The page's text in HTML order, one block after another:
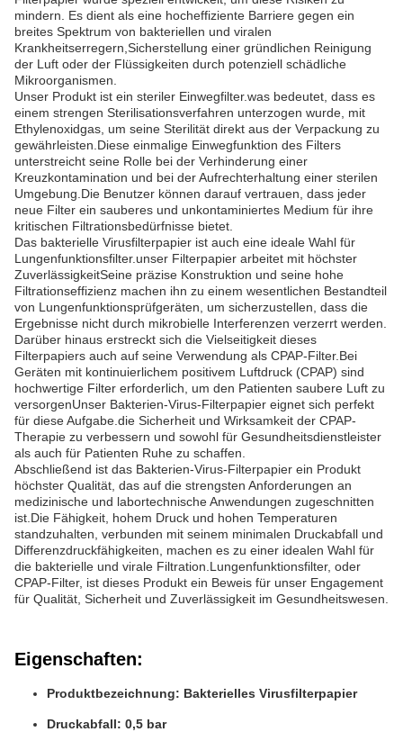
mindern. Es dient als eine hocheffiziente Barriere gegen ein
breites Spektrum von bakteriellen und viralen
Krankheitserregern,Sicherstellung einer gründlichen Reinigung
der Luft oder der Flüssigkeiten durch potenziell schädliche
Mikroorganismen.
Unser Produkt ist ein steriler Einwegfilter.was bedeutet, dass es
einem strengen Sterilisationsverfahren unterzogen wurde, mit
Ethylenoxidgas, um seine Sterilität direkt aus der Verpackung zu
gewährleisten.Diese einmalige Einwegfunktion des Filters
unterstreicht seine Rolle bei der Verhinderung einer
Kreuzkontamination und bei der Aufrechterhaltung einer sterilen
Umgebung.Die Benutzer können darauf vertrauen, dass jeder
neue Filter ein sauberes und unkontaminiertes Medium für ihre
kritischen Filtrationsbedürfnisse bietet.
Das bakterielle Virusfilterpapier ist auch eine ideale Wahl für
Lungenfunktionsfilter.unser Filterpapier arbeitet mit höchster
ZuverlässigkeitSeine präzise Konstruktion und seine hohe
Filtrationseffizienz machen ihn zu einem wesentlichen Bestandteil
von Lungenfunktionsprüfgeräten, um sicherzustellen, dass die
Ergebnisse nicht durch mikrobielle Interferenzen verzerrt werden.
Darüber hinaus erstreckt sich die Vielseitigkeit dieses
Filterpapiers auch auf seine Verwendung als CPAP-Filter.Bei
Geräten mit kontinuierlichem positivem Luftdruck (CPAP) sind
hochwertige Filter erforderlich, um den Patienten saubere Luft zu
versorgenUnser Bakterien-Virus-Filterpapier eignet sich perfekt
für diese Aufgabe.die Sicherheit und Wirksamkeit der CPAP-
Therapie zu verbessern und sowohl für Gesundheitsdienstleister
als auch für Patienten Ruhe zu schaffen.
Abschließend ist das Bakterien-Virus-Filterpapier ein Produkt
höchster Qualität, das auf die strengsten Anforderungen an
medizinische und labortechnische Anwendungen zugeschnitten
ist.Die Fähigkeit, hohem Druck und hohen Temperaturen
standzuhalten, verbunden mit seinem minimalen Druckabfall und
Differenzdruckfähigkeiten, machen es zu einer idealen Wahl für
die bakterielle und virale Filtration.Lungenfunktionsfilter, oder
CPAP-Filter, ist dieses Produkt ein Beweis für unser Engagement
für Qualität, Sicherheit und Zuverlässigkeit im Gesundheitswesen.
Eigenschaften:
Produktbezeichnung: Bakterielles Virusfilterpapier
Druckabfall: 0,5 bar